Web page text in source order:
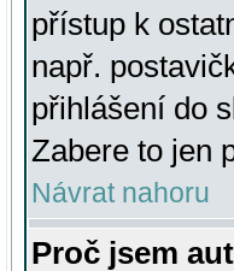
přístup k
např.
přihlášení do
Zabere to jen
Návrat nahoru
Proč jsem